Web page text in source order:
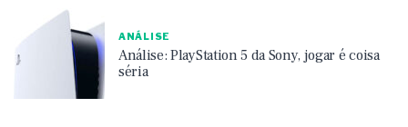
ANÁLISE
Análise: PlayStation 5 da Sony, jogar é coisa
séria